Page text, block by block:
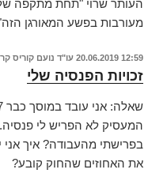
מעורבות בפשע המאורגן
20.06.2019 12:59 עו"ד נועם קוריס
זכויות הפנסיה שלי
המעסיק לא הפריש לי
בפרישתי מהעבודה? איך
את האחוזים שהחוק קובע?